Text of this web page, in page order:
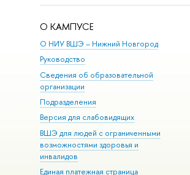
О КАМПУСЕ
О НИУ ВШЭ – Нижний Новгород
Руководство
Сведения об образовательной
организации
Подразделения
Версия для слабовидящих
ВШЭ для людей с ограниченными
возможностями здоровья и
инвалидов
Единая платежная страница